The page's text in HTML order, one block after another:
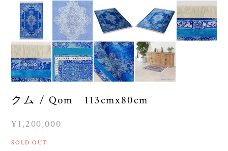
クム / Qom 113cmx80cm
¥1,200,000
SOLD OUT